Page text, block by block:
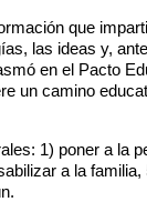
que
las ideas y,
en el Pacto
un camino
1) poner a la
a la